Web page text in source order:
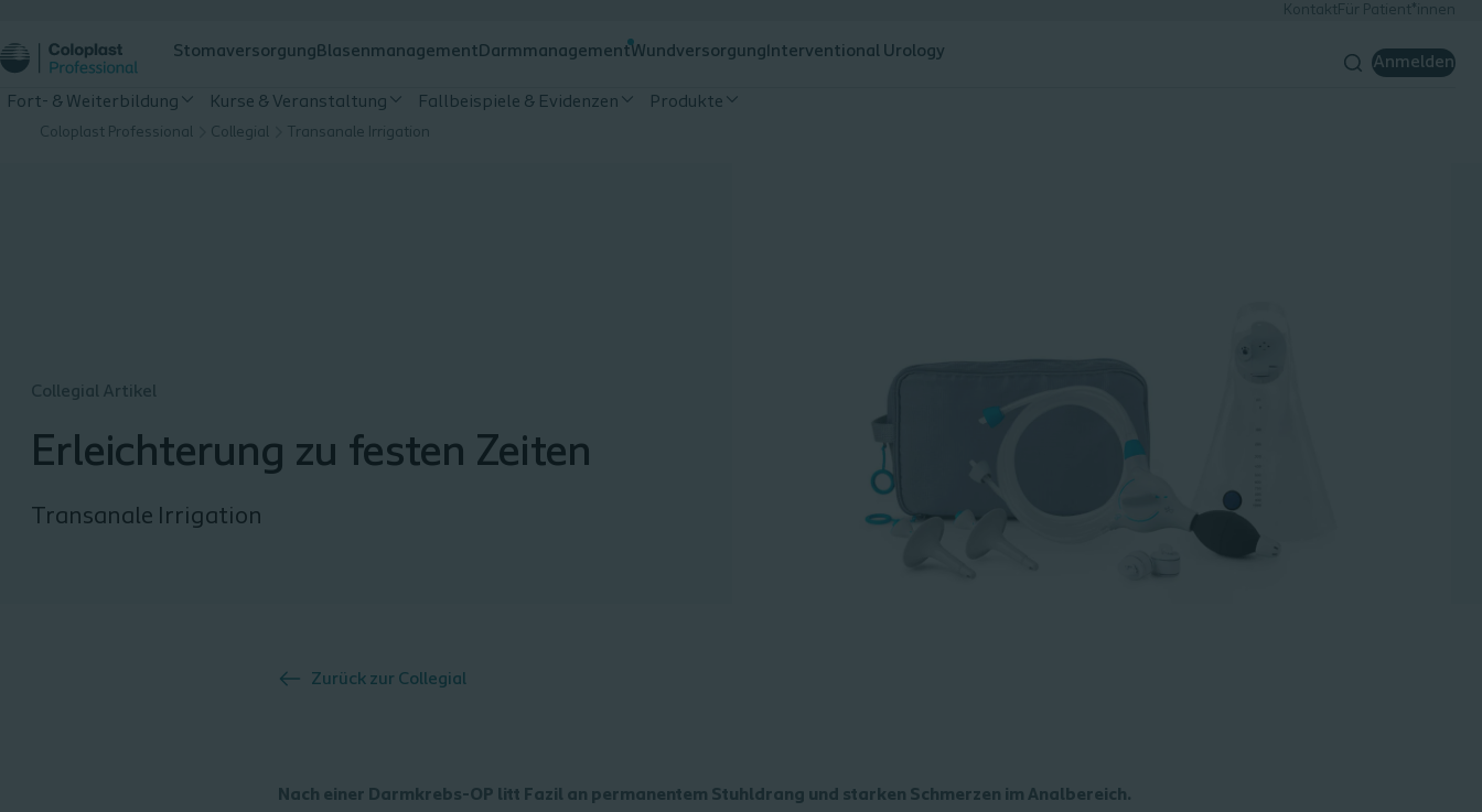
KontaktFür Patient*innen
Stomaversorgung Blasenmanagement DarmmanagementWundversorgung Interventional Urology
Anmelden
Fort- & Weiterbildung Kurse & Veranstaltung Fallbeispiele & Evidenzen Produkte
Coloplast Professional Collegial Transanale Irrigation
Collegial Artikel
Erleichterung zu festen Zeiten
Transanale Irrigation
Zurück zur Collegial
Nach einer Darmkrebs-OP litt Fazil an permanentem Stuhldrang und starken Schmerzen im Analbereich.